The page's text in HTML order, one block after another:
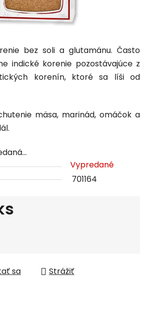
bez soli a glutamánu. Často
indické korenie pozostávajúce z
korenín, ktoré sa líši od
mäsa, marinád, omáčok a
Vypredané
701164
sa
Strážiť